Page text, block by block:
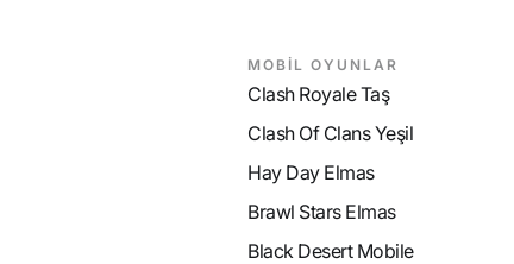
MOBİL OYUNLAR
Clash Royale Taş
Clash Of Clans Yeşil
Hay Day Elmas
Brawl Stars Elmas
Black Desert Mobile